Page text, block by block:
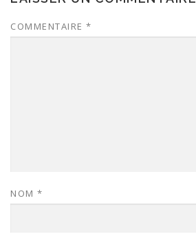
COMMENTAIRE *
NOM *